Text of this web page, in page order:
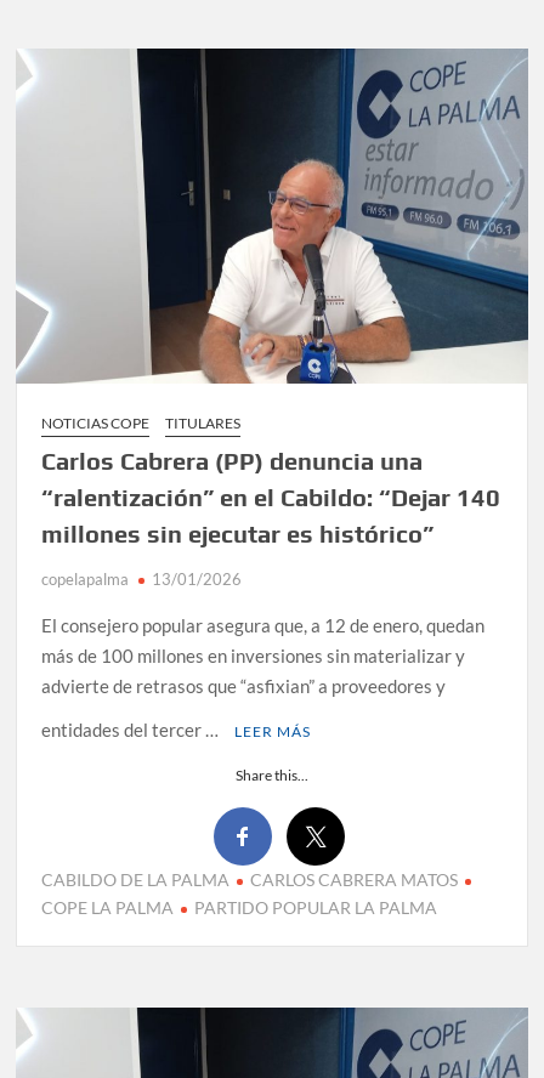
NOTICIAS COPE TITULARES
Carlos Cabrera (PP) denuncia una
“ralentización” en el Cabildo: “Dejar 140
millones sin ejecutar es histórico”
copelapalma 13/01/2026
El consejero popular asegura que, a 12 de enero, quedan
más de 100 millones en inversiones sin materializar y
advierte de retrasos que “asfixian” a proveedores y
entidades del tercer …
LEER MÁS
Share this...
CABILDO DE LA PALMA
CARLOS CABRERA MATOS
COPE LA PALMA
PARTIDO POPULAR LA PALMA